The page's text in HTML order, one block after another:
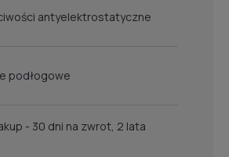
antyelektrostatyczne
podłogowe
- 30 dni na zwrot, 2 lata